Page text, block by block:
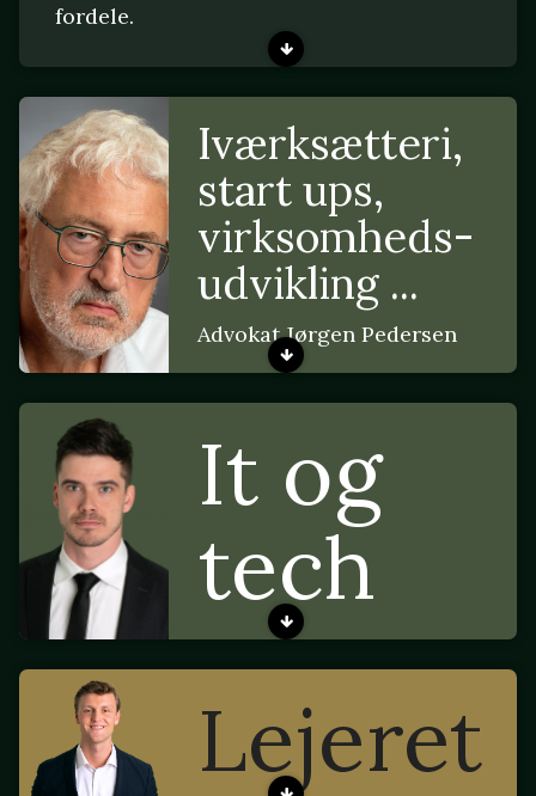
fordele.
Iværksætteri,
start ups,
virksomheds-
udvikling ...
Advokat Jørgen Pedersen
It og
tech
Lejeret